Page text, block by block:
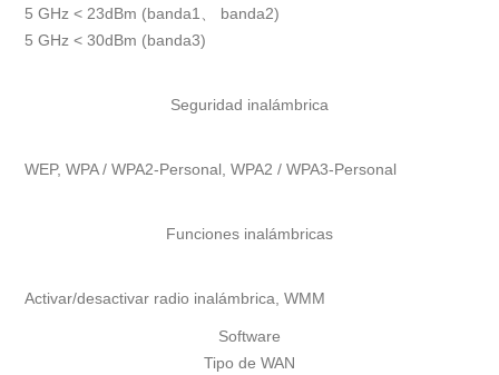
5 GHz < 23dBm (banda1、 banda2)
5 GHz < 30dBm (banda3)
Seguridad inalámbrica
WEP, WPA / WPA2-Personal, WPA2 / WPA3-Personal
Funciones inalámbricas
Activar/desactivar radio inalámbrica, WMM
Software
Tipo de WAN